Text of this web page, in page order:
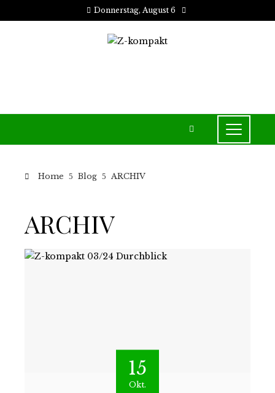
Donnerstag, August 6
Home Blog ARCHIV
ARCHIV
15
Okt.